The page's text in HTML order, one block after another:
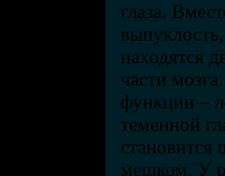
глаза.
находятся
части
функции –
теменной
мешком. У